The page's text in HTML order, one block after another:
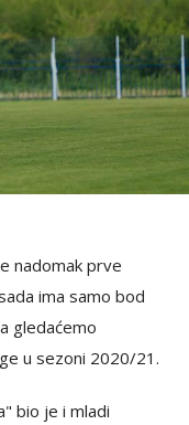
nadomak prve
ima samo bod
gledaćemo
u sezoni 2020/21.
bio je i mladi